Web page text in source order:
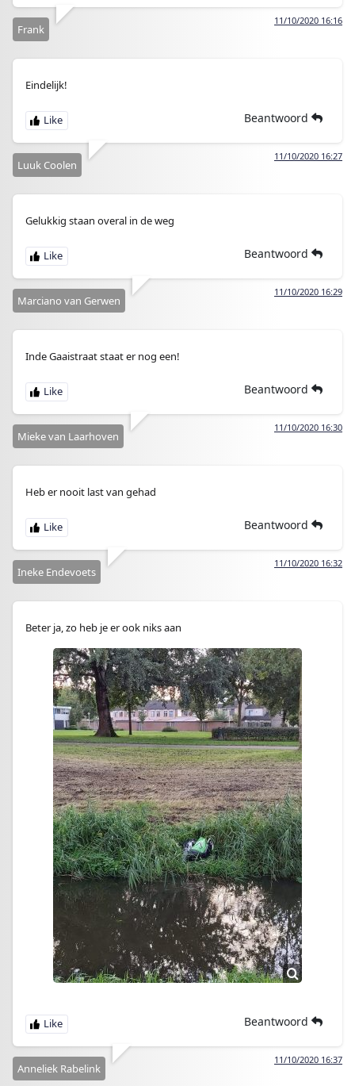
11/10/2020 16:16
Frank
Eindelijk!
Beantwoord
11/10/2020 16:27
Luuk Coolen
Gelukkig staan overal in de weg
Beantwoord
11/10/2020 16:29
Marciano van Gerwen
Inde Gaaistraat staat er nog een!
Beantwoord
11/10/2020 16:30
Mieke van Laarhoven
Heb er nooit last van gehad
Beantwoord
11/10/2020 16:32
Ineke Endevoets
Beter ja, zo heb je er ook niks aan
Beantwoord
11/10/2020 16:37
Anneliek Rabelink